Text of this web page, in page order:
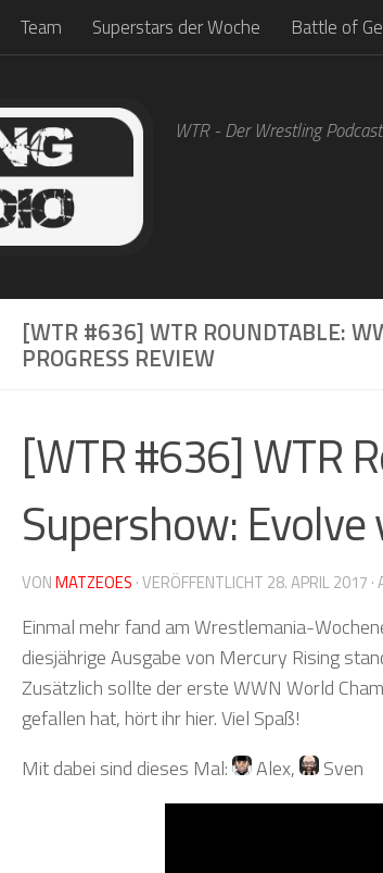
Team Superstars der Woche Battle of
WTR - Der Wrestling
[WTR #636] WTR ROUNDTABLE:
PROGRESS REVIEW
[WTR #636] WTR
Supershow:
VONMATZEOES · VERÖFFENTLICHT 28. APRIL 2017
Einmal mehr fand am Wrestlemania-
diesjährige Ausgabe von Mercury Rising
Zusätzlich sollte der erste WWN World
gefallen hat, hört ihr hier. Viel Spaß!
Mit dabei sind dieses Mal:
Alex, Sven